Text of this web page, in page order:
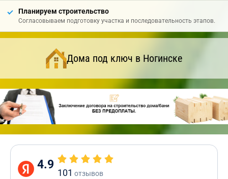
Планируем строительство
Согласовываем подготовку участка и последовательность этапов.
Дома под ключ в Ногинске
4.9
101 отзывов